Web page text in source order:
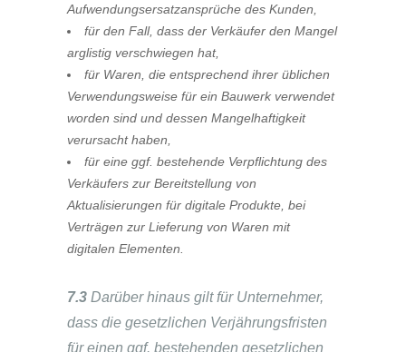
Aufwendungsersatzansprüche des Kunden,
für den Fall, dass der Verkäufer den Mangel
arglistig verschwiegen hat,
für Waren, die entsprechend ihrer üblichen
Verwendungsweise für ein Bauwerk verwendet
worden sind und dessen Mangelhaftigkeit
verursacht haben,
für eine ggf. bestehende Verpflichtung des
Verkäufers zur Bereitstellung von
Aktualisierungen für digitale Produkte, bei
Verträgen zur Lieferung von Waren mit
digitalen Elementen.
7.3 Darüber hinaus gilt für Unternehmer,
dass die gesetzlichen Verjährungsfristen
für einen ggf. bestehenden gesetzlichen